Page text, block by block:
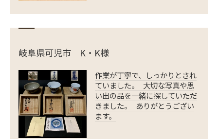
岐阜県可児市 K・K様
作業が丁寧で、しっかりとされ
ていました。 大切な写真や思
い出の品を一緒に探していただ
きました。 ありがとうござい
ます。